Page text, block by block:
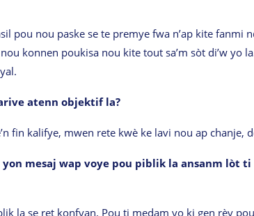
pou nou paske se te premye fwa n’ap kite
konnen poukisa nou kite tout sa’m sòt di’w yo
arive atenn objektif la?
fin kalifye, mwen rete kwè ke lavi nou ap chanje,
yon mesaj wap voye pou piblik la ansanm lòt
la se ret konfyan. Pou ti medam yo ki gen rèv